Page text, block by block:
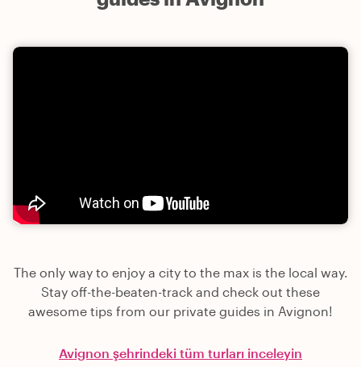
The only way to enjoy a city to the max is the local way.
Stay off-the-beaten-track and check out these
awesome tips from our private guides in Avignon!
Avignon şehrindeki tüm turları inceleyin